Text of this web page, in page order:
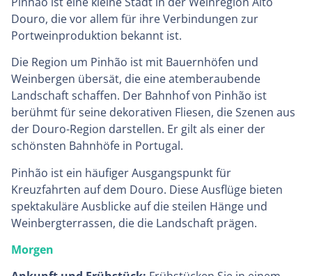
Douro, die vor allem für ihre Verbindungen zur
Portweinproduktion bekannt ist.
Die Region um Pinhão ist mit Bauernhöfen und
Weinbergen übersät, die eine atemberaubende
Landschaft schaffen. Der Bahnhof von Pinhão ist
berühmt für seine dekorativen Fliesen, die Szenen aus
der Douro-Region darstellen. Er gilt als einer der
schönsten Bahnhöfe in Portugal.
Pinhão ist ein häufiger Ausgangspunkt für
Kreuzfahrten auf dem Douro. Diese Ausflüge bieten
spektakuläre Ausblicke auf die steilen Hänge und
Weinbergterrassen, die die Landschaft prägen.
Morgen